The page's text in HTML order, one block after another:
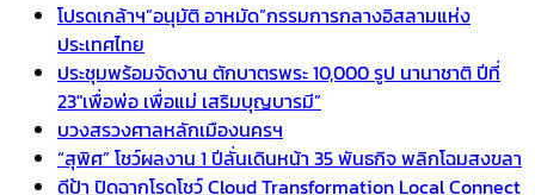
โปรดเกล้าฯ”อนุมัติ อาหมัด”กรรมการกลางอิสลามแห่ง
ประเทศไทย
ประชุมพร้อมจัดงาน ตักบาตรพระ 10,000 รูป นานาชาติ ปีที่
23″เพื่อพ่อ เพื่อแม่ เสริมบุญบารมี”
บวงสรวงศาลหลักเมืองนครฯ
“สุพิศ” โชว์ผลงาน 1 ปีลั่นเดินหน้า 35 พันธกิจ พลิกโฉมสงขลา
ดีป้า ปิดฉากโรดโชว์ Cloud Transformation Local Connect